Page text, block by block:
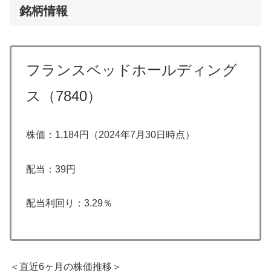
銘柄情報
フランスベッドホールディング
ス（7840）
株価：1,184円（2024年7月30日時点）
配当：39円
配当利回り：3.29％
＜直近6ヶ月の株価推移＞